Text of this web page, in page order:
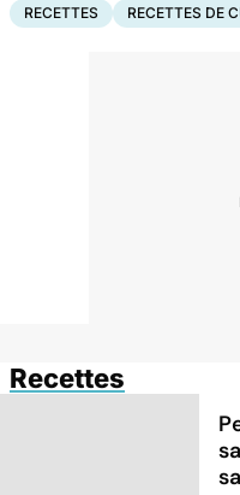
RECETTES RECETTES DE
Recettes